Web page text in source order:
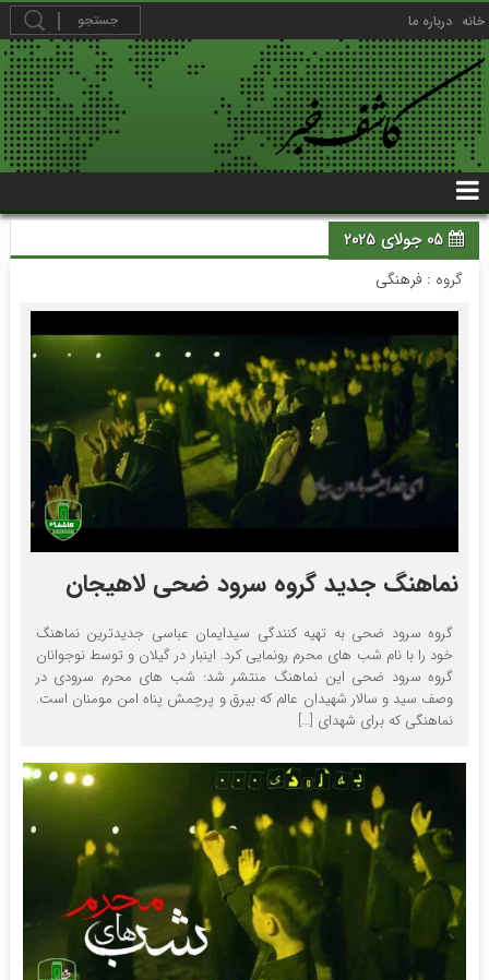
خانه درباره ما
05 جولای 2025
گروه : فرهنگی
نماهنگ جدید گروه سرود ضحی لاهیجان
گروه سرود ضحی به تهیه کنندگی سیدایمان عباسی جدیدترین نماهنگ
خود را با نام شب های محرم رونمایی کرد. اینبار در گیلان و توسط نوجوانان
گروه سرود ضحی این نماهنگ منتشر شد: شب های محرم سرودی در
وصف سید و سالار شهیدان عالم که بیرق و پرچمش پناه امن مومنان است.
نماهنگی که برای شهدای […]